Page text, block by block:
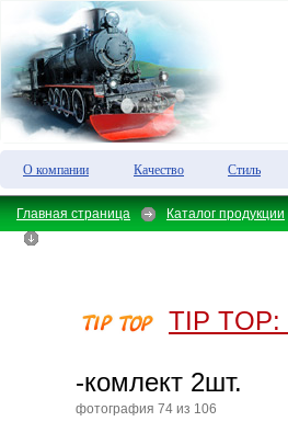
О компании Качество Стиль
Главная страница Каталог продукции
TIP TOP:
-комлект 2шт.
фотография 74 из 106